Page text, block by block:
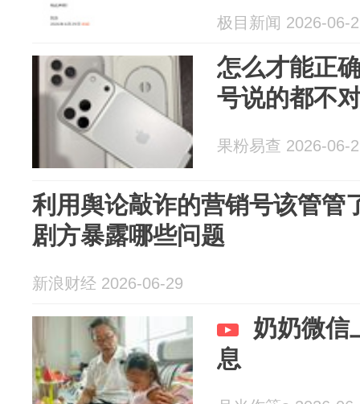
千万级阅读
极目新闻 2026-06-
怎么才能正
号说的都不
果粉易查 2026-06-
利用舆论敲诈的营销号该管管
剧方暴露哪些问题
新浪财经 2026-06-29
奶奶微信
息